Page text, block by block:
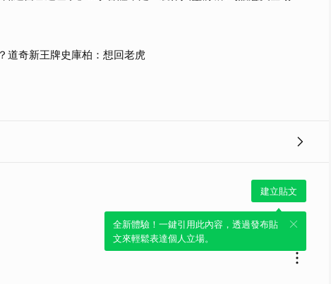
道奇新王牌史庫柏：想回老虎
建立貼文
全新體驗！一鍵引用此內容，透過發布貼
文來輕鬆表達個人立場。